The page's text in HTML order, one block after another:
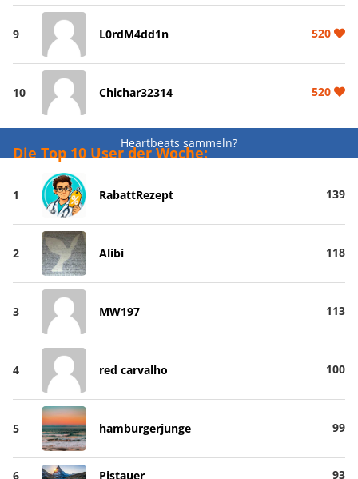
9 L0rdM4dd1n 520
10 Chichar32314 520
Heartbeats sammeln?
Die Top 10 User der Woche:
1 RabattRezept 139
2 Alibi 118
3 MW197 113
4 red carvalho 100
5 hamburgerjunge 99
6 Pistauer 93